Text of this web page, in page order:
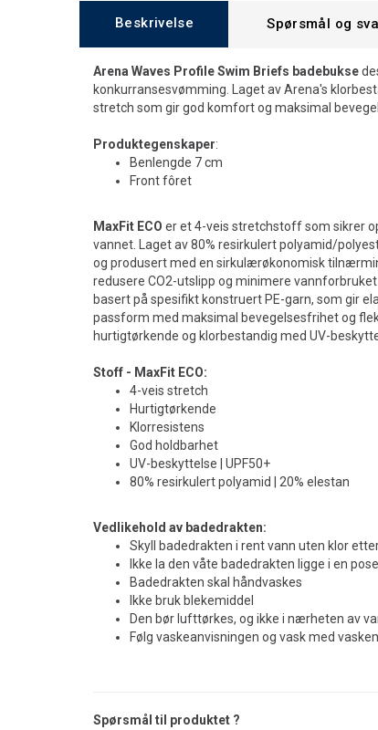
Beskrivelse Spørsmål og
Arena Waves Profile Swim Briefs badebukse
konkurransesvømming. Laget av Arena's
stretch som gir god komfort og maksimal
Produktegenskaper:
Benlengde 7 cm
Front fôret
MaxFit ECO er et 4-veis stretchstoff som sikrer
vannet. Laget av 80% resirkulert polyamid/
og produsert med en sirkulærøkonomisk
redusere CO2-utslipp og minimere
basert på spesifikt konstruert PE-garn, som gir
passform med maksimal bevegelsesfrihet og
hurtigtørkende og klorbestandig med UV-
Stoff - MaxFit ECO:
4-veis stretch
Hurtigtørkende
Klorresistens
God holdbarhet
UV-beskyttelse | UPF50+
80% resirkulert polyamid | 20% elestan
Vedlikehold av badedrakten:
Skyll badedrakten i rent vann uten klor
Ikke la den våte badedrakten ligge i en
Badedrakten skal håndvaskes
Ikke bruk blekemiddel
Den bør lufttørkes, og ikke i nærheten av
Følg vaskeanvisningen og vask med
Spørsmål til produktet ?